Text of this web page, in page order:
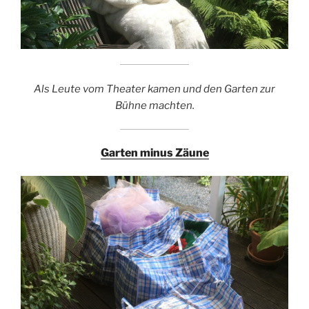
Als Leute vom Theater kamen und den Garten zur
Bühne machten.
Garten minus Zäune